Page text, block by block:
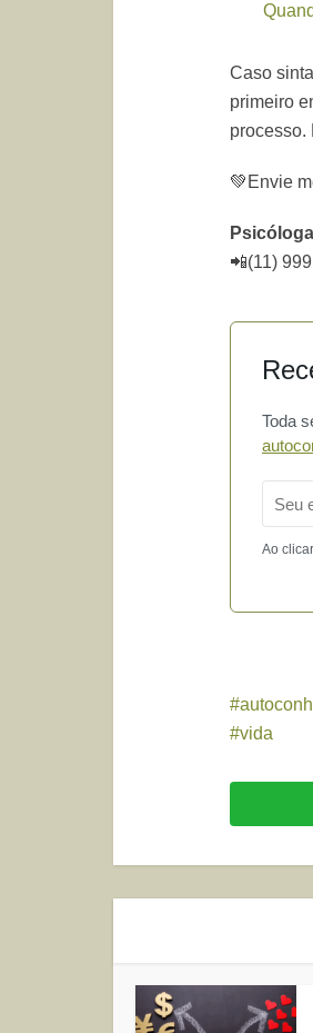
Caso
primeiro
processo.
💚Envie
📲(11)
Toda
Ao
vida